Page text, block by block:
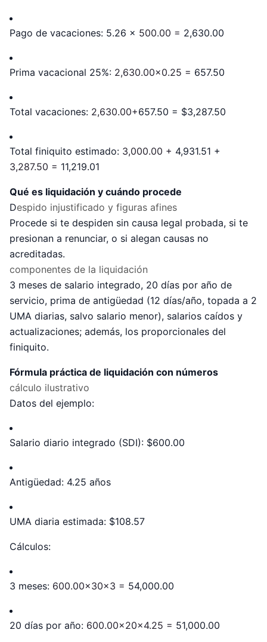
Pago de vacaciones: 5.26 × 500.00 = 2,630.00
Prima vacacional 25%: 2,630.00×0.25 = 657.50
Total vacaciones: 2,630.00+657.50 = $3,287.50
Total finiquito estimado: 3,000.00 + 4,931.51 +
3,287.50 = 11,219.01
Qué es liquidación y cuándo procede
Despido injustificado y figuras afines
Procede si te despiden sin causa legal probada, si te
presionan a renunciar, o si alegan causas no
acreditadas.
componentes de la liquidación
3 meses de salario integrado, 20 días por año de
servicio, prima de antigüedad (12 días/año, topada a 2
UMA diarias, salvo salario menor), salarios caídos y
actualizaciones; además, los proporcionales del
finiquito.
Fórmula práctica de liquidación con números
cálculo ilustrativo
Datos del ejemplo:
Salario diario integrado (SDI): $600.00
Antigüedad: 4.25 años
UMA diaria estimada: $108.57
Cálculos:
3 meses: 600.00×30×3 = 54,000.00
20 días por año: 600.00×20×4.25 = 51,000.00